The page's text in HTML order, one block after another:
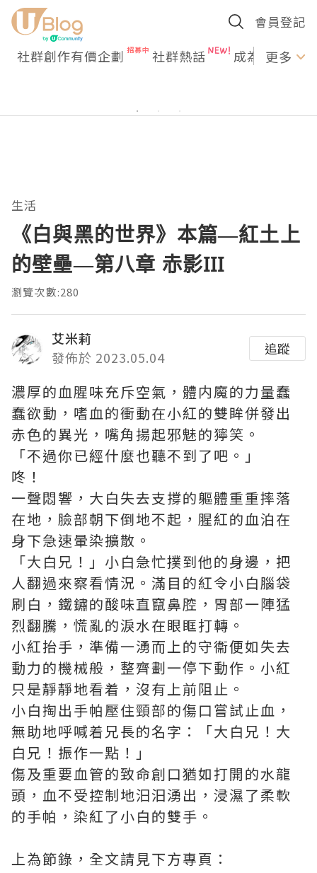
會員登記
社群創作有價企劃 社群熱話 成為U更多
生活
《白與黑的世界》本篇—紅土上
的壁壘—第八章 赤影III
瀏覽次數:280
艾米莉
發佈於 2023.05.04
追蹤
濃厚的血腥味充斥空氣，體内魔的力量蠢
蠢欲動，嗜血的衝動在小紅的雙眸併發出
赤色的異光，嘴角揚起邪魅的獰笑。
「不過你已經什麼也聽不到了吧。」
咚！
一聲悶響，大白失去支撐的軀體重重摔落
在地，臉部朝下倒地不起，腥紅的血泊在
身下急速暈染擴散。
「大白兄！」小白急忙撲到他的身邊，把
人翻過來察看情況。滿目的紅令小白腦袋
刷白，鐵鏽的酸味直竄鼻腔，胃部一陣猛
烈翻騰，慌亂的淚水在眼眶打轉。
小紅抬手，準備一湧而上的守衞便如失去
動力的機械般，整齊劃一停下動作。小紅
只是靜靜地看着，沒有上前阻止。
小白掏出手帕壓住頸部的傷口嘗試止血，
無助地呼喊着兄長的名字：「大白兄！大
白兄！振作一點！」
傷及重要血管的致命創口猶如打開的水龍
頭，血不受控制地汨汨湧出，浸濕了柔軟
的手帕，染紅了小白的雙手。
上為節錄，全文請見下方專頁：